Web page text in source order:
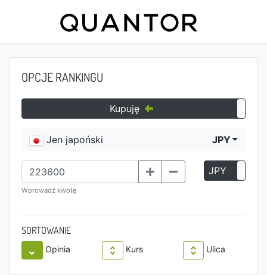
OPCJE RANKINGU
Kupuję
Jen japoński JPY
Wprowadź kwotę
JPY
SORTOWANIE
Opinia Kurs Ulica